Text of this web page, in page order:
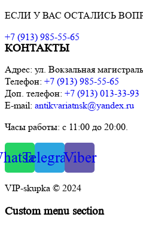
ЕСЛИ У ВАС ОСТАЛИСЬ
+7 (913) 985-55-65
КОНТАКТЫ
Адрес: ул. Вокзальная
Телефон: +7 (913) 985-55-65
Доп. телефон: +7 (913) 013-33-93
E-mail: antikvariatnsk@yandex.ru
Часы работы: с 11:00 до 20:00.
TelegramViber
VIP-skupka © 2024
Custom menu section